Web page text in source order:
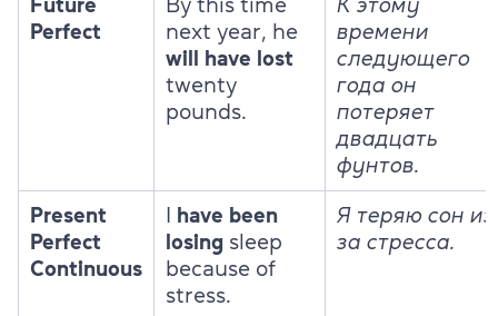
Future
Perfect
By this time
next year, he
will have lost
twenty
pounds.
К этому
времени
следующего
года он
потеряет
двадцать
фунтов.
Present
Perfect
Continuous
have been
losing sleep
because of
stress.
Я теряю сон
за стресса.